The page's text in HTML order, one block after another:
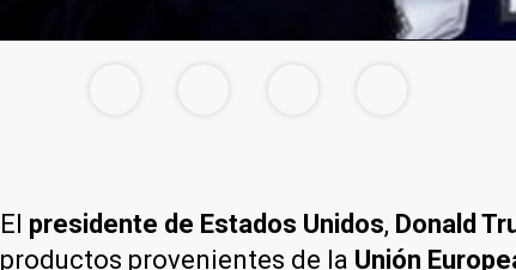
El presidente de Estados Unidos, Donald
productos provenientes de la Unión